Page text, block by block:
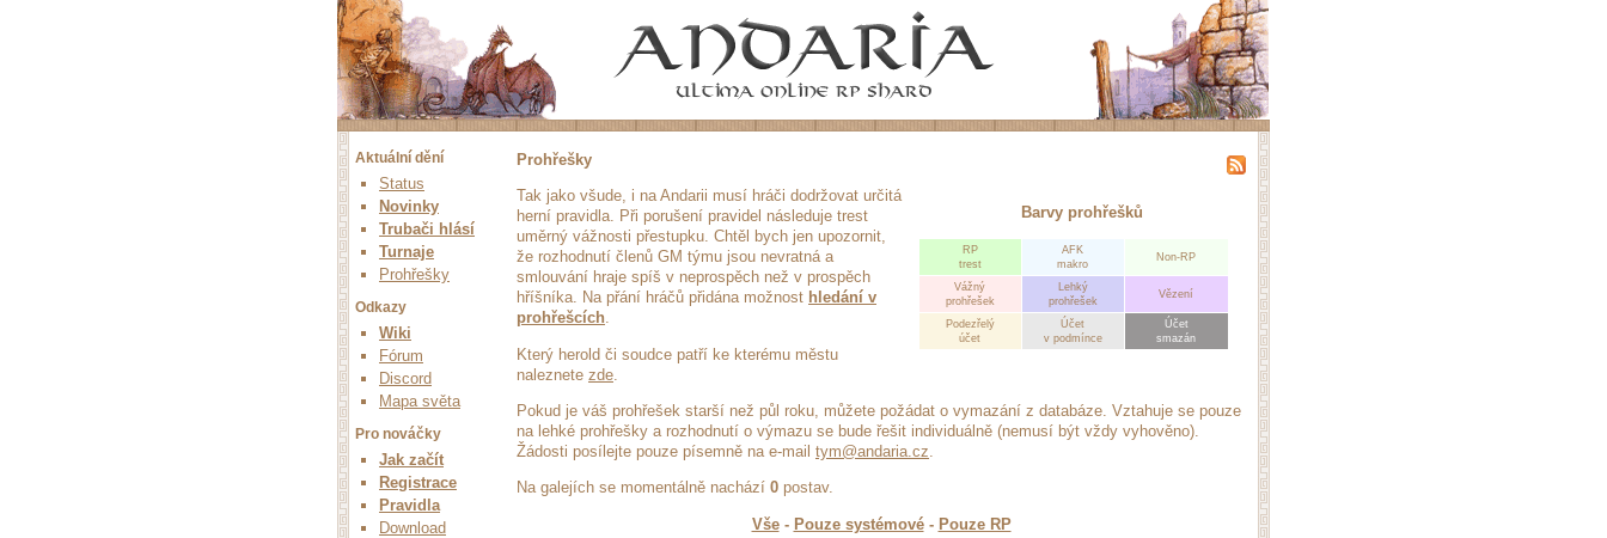
Aktuální dění
Status
Novinky
Trubači hlásí
Turnaje
Prohřešky
Odkazy
Wiki
Fórum
Discord
Mapa světa
Pro nováčky
Jak začít
Registrace
Pravidla
Download
Prohřešky
Barvy prohřešků
RP
trest
AFK
makro
Non-RP
Vážný
prohřešek
Lehký
prohřešek
Vězení
Podezřelý
účet
Účet
v podmínce
Účet
smazán
Tak jako všude, i na Andarii musí hráči dodržovat určitá
herní pravidla. Při porušení pravidel následuje trest
uměrný vážnosti přestupku. Chtěl bych jen upozornit,
že rozhodnutí členů GM týmu jsou nevratná a
smlouvání hraje spíš v neprospěch než v prospěch
hříšníka. Na přání hráčů přidána možnost hledání v
prohřešcích.
Který herold či soudce patří ke kterému městu
naleznete zde
Pokud je váš prohřešek starší než půl roku, můžete požádat o vymazání z databáze. Vztahuje se pouze
na lehké prohřešky a rozhodnutí o výmazu se bude řešit individuálně (nemusí být vždy vyhověno).
Žádosti posílejte pouze písemně na e-mail tym@andaria.cz
Na galejích se momentálně nachází 0 postav.
Vše- Pouze systémové- Pouze RP